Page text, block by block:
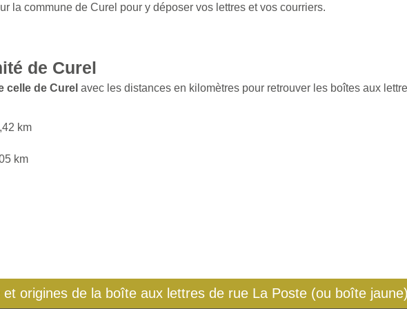
la commune de Curel pour y déposer vos lettres et vos courriers.
de Curel
celle de Curel avec les distances en kilomètres pour retrouver les boîtes aux
km
km
et origines de la boîte aux lettres de rue La Poste (ou boîte jaune)